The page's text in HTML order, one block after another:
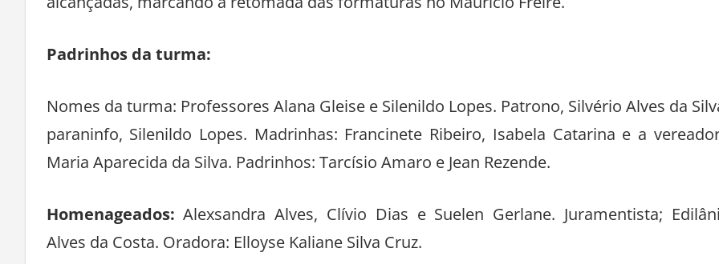
alcançadas, marcando a retomada das formaturas no Maurício Freire.
Padrinhos da turma:
Nomes da turma: Professores Alana Gleise e Silenildo Lopes. Patrono, Silvério Alves da
paraninfo, Silenildo Lopes. Madrinhas: Francinete Ribeiro, Isabela Catarina e a
Maria Aparecida da Silva. Padrinhos: Tarcísio Amaro e Jean Rezende.
Homenageados:Alexsandra Alves, Clívio Dias e Suelen Gerlane. Juramentista;
Alves da Costa. Oradora: Elloyse Kaliane Silva Cruz.